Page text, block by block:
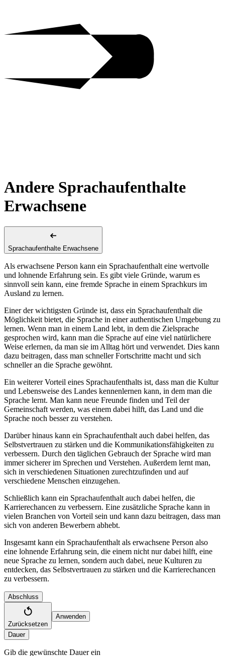
Andere Sprachaufenthalte
Erwachsene
Sprachaufenthalte Erwachsene
Als erwachsene Person kann ein Sprachaufenthalt eine wertvolle
und lohnende Erfahrung sein. Es gibt viele Gründe, warum es
sinnvoll sein kann, eine fremde Sprache in einem Sprachkurs im
Ausland zu lernen.
Einer der wichtigsten Gründe ist, dass ein Sprachaufenthalt die
Möglichkeit bietet, die Sprache in einer authentischen Umgebung zu
lernen. Wenn man in einem Land lebt, in dem die Zielsprache
gesprochen wird, kann man die Sprache auf eine viel natürlichere
Weise erlernen, da man sie im Alltag hört und verwendet. Dies kann
dazu beitragen, dass man schneller Fortschritte macht und sich
schneller an die Sprache gewöhnt.
Ein weiterer Vorteil eines Sprachaufenthalts ist, dass man die Kultur
und Lebensweise des Landes kennenlernen kann, in dem man die
Sprache lernt. Man kann neue Freunde finden und Teil der
Gemeinschaft werden, was einem dabei hilft, das Land und die
Sprache noch besser zu verstehen.
Darüber hinaus kann ein Sprachaufenthalt auch dabei helfen, das
Selbstvertrauen zu stärken und die Kommunikationsfähigkeiten zu
verbessern. Durch den täglichen Gebrauch der Sprache wird man
immer sicherer im Sprechen und Verstehen. Außerdem lernt man,
sich in verschiedenen Situationen zurechtzufinden und auf
verschiedene Menschen einzugehen.
Schließlich kann ein Sprachaufenthalt auch dabei helfen, die
Karrierechancen zu verbessern. Eine zusätzliche Sprache kann in
vielen Branchen von Vorteil sein und kann dazu beitragen, dass man
sich von anderen Bewerbern abhebt.
Insgesamt kann ein Sprachaufenthalt als erwachsene Person also
eine lohnende Erfahrung sein, die einem nicht nur dabei hilft, eine
neue Sprache zu lernen, sondern auch dabei, neue Kulturen zu
entdecken, das Selbstvertrauen zu stärken und die Karrierechancen
zu verbessern.
Abschluss
Zurücksetzen
Anwenden
Dauer
Gib die gewünschte Dauer ein